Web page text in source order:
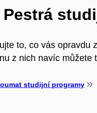
Pestrá
to, co vás opravdu
z nich navíc můžete
studijní programy